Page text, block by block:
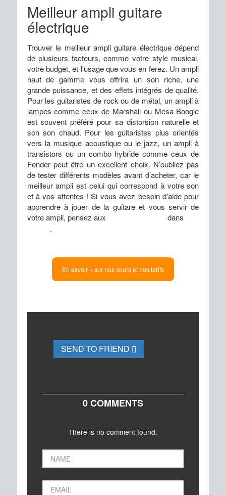
Meilleur ampli guitare
électrique
Trouver le meilleur ampli guitare électrique dépend
de plusieurs facteurs, comme votre style musical,
votre budget, et l'usage que vous en ferez. Un ampli
haut de gamme vous offrira un son riche, une
grande puissance, et des effets intégrés de qualité.
Pour les guitaristes de rock ou de métal, un ampli à
lampes comme ceux de Marshall ou Mesa Boogie
est souvent préféré pour sa distorsion naturelle et
son son chaud. Pour les guitaristes plus orientés
vers la musique acoustique ou le jazz, un ampli à
transistors ou un combo hybride comme ceux de
Fender peut être un excellent choix. N’oubliez pas
de tester différents modèles avant d’acheter, car le
meilleur ampli est celui qui correspond à votre son
et à vos attentes ! Si vous avez besoin d'aide pour
apprendre à jouer de la guitare et vous servir de
votre ampli, pensez aux
dans
.
SEND TO FRIEND
0 COMMENTS
There is no comment found.